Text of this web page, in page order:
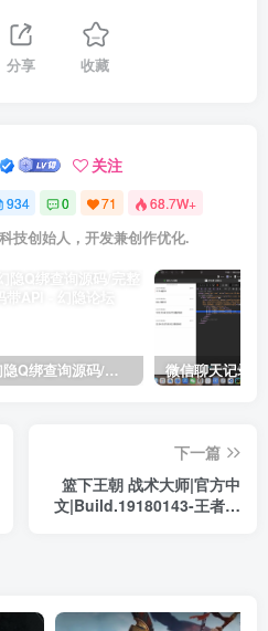
分享 收藏
关注
934 0 71 68.7W+
技创始人，开发兼创作优化.
幻隐Q绑查询源码/完整源码带API
下一篇
篮下王朝 战术大师|官方中
文|Build.19180143-王者集